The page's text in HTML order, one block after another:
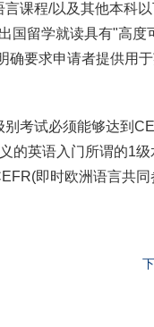
课程/以及其他本科
留学就读具有"高度
要求申请者提供用
试必须能够达到
义的英语入门所谓的
即时欧洲语言共同